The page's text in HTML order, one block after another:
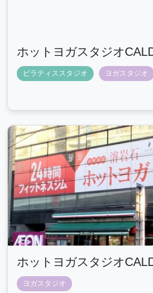
ホットヨガスタジオ
ピラティススタジオ ヨガスタジオ
ホットヨガスタジオ
ヨガスタジオ